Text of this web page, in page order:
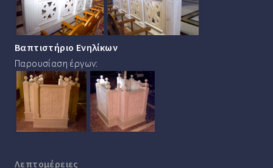
Βαπτιστήριο Ενηλίκων
Παρουσίαση έργων:
Λεπτομέρειες